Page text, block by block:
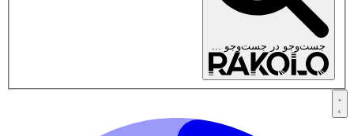
جست‌وجو در جست‌وجو ...